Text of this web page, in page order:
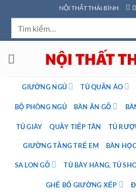
qua
dung
NỘI THẤT THÁI BÌNH
GIƯỜNG NGỦ TỦ QUẦN ÁO
BỘ PHÒNG NGỦ BÀN ĂN GỖ
TỦ GIÀY QUẦY TIẾP TÂN TỦ
GIƯỜNG TẦNG TRẺ EM BÀN
SA LON GỖ TỦ BÀY HÀNG, TỦ
GHẾ BỐ GIƯỜNG XẾP